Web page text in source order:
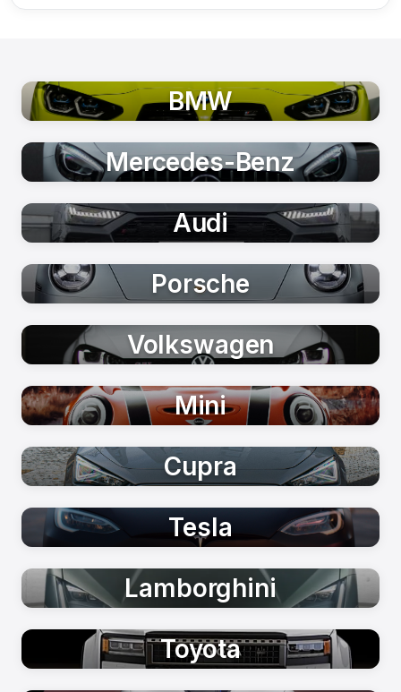
BMW
Mercedes-Benz
Audi
Porsche
Volkswagen
Mini
Cupra
Tesla
Lamborghini
Toyota